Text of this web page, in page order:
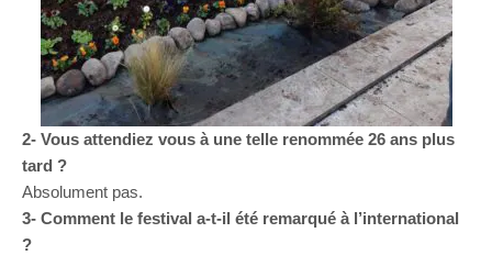
2- Vous attendiez vous à une telle renommée 26 ans plus
tard ?
Absolument pas.
3- Comment le festival a-t-il été remarqué à l’international
?